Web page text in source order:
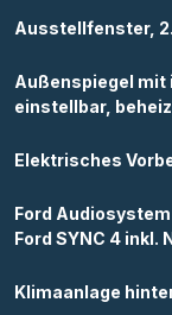
Ausstellfenster,
Außenspiegel
einstellbar,
Elektrisches
Ford
Ford SYNC 4 inkl.
Klimaanlage